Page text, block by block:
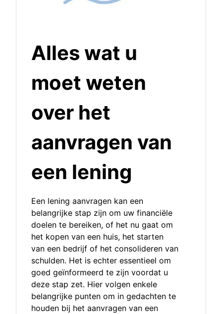
Alles wat u
moet weten
over het
aanvragen van
een lening
Een lening aanvragen kan een
belangrijke stap zijn om uw financiële
doelen te bereiken, of het nu gaat om
het kopen van een huis, het starten
van een bedrijf of het consolideren van
schulden. Het is echter essentieel om
goed geïnformeerd te zijn voordat u
deze stap zet. Hier volgen enkele
belangrijke punten om in gedachten te
houden bij het aanvragen van een